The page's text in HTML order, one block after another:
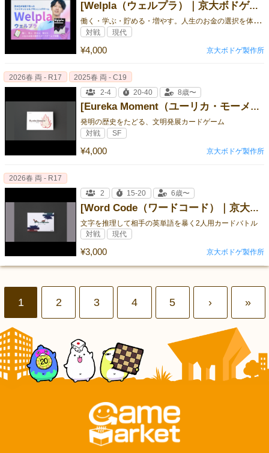
[Welpla（ウェルプラ）｜京大ボドゲ製作所]
働
く・学ぶ・貯める・増やす。人生のお金の選択を体感するファイナンシャルプランニングゲーム
¥4,000
対戦 現代
京大ボドゲ製作所
[Eureka Moment（ユーリカ・モーメント）｜京大ボドゲ製作所]
発明の歴史をたどる、文明発展カードゲーム
¥4,000
2026春 両 - R17
2025春 両 - C19
2-4
20-40 8歳〜
対戦 SF
京大ボドゲ製作所
[Word Code（ワードコード）｜京大ボドゲ製作所]
文字を推理して相手の英単語を暴く2人用カードバトル
¥3,000
2026春 両 - R17
2
15-20 6歳〜
対戦 現代
京大ボドゲ製作所
1 2 3 4 5 › »